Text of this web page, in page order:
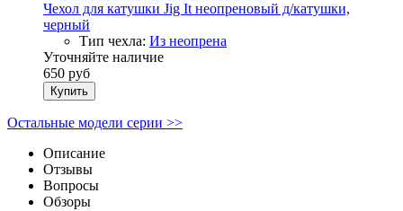
Чехол для катушки Jig It неопреновый д/катушки,
черный
Тип чехла: Из неопрена
Уточняйте наличие
650 руб
Купить
Остальные модели серии >>
Описание
Отзывы
Вопросы
Обзоры